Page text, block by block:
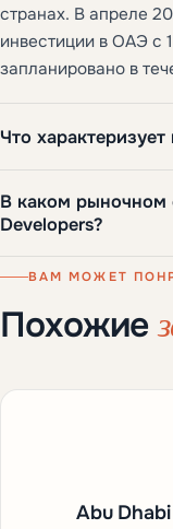
странах. В апреле
инвестиции в ОАЭ с
запланировано в
Что
В каком рыночном
Developers?
ВАМ МОЖЕТ
Похожие
Abu